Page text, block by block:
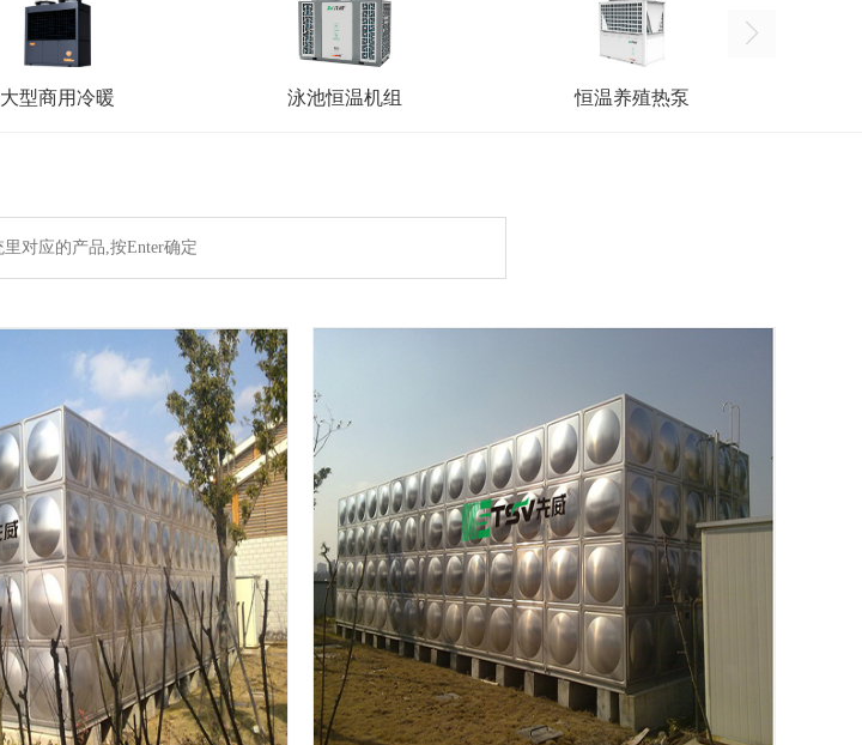
大型商用冷暖 泳池恒温机组 恒温养殖热泵